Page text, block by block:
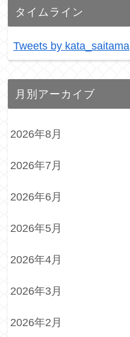
タイムライン
Tweets by kata_saitama
月別アーカイブ
2026年8月
2026年7月
2026年6月
2026年5月
2026年4月
2026年3月
2026年2月